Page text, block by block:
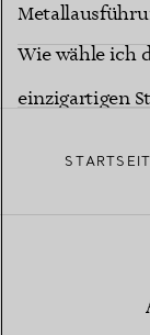
erhältlich?
Wie wähle ich
einzigartigen